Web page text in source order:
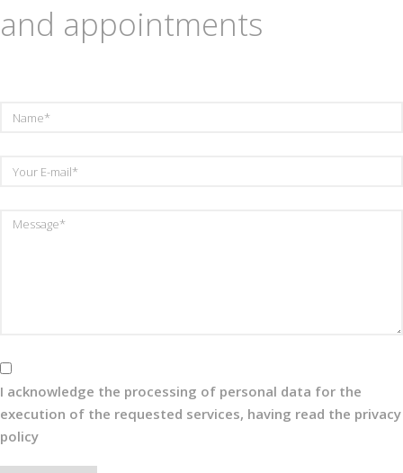
and appointments
Your
I acknowledge the processing of personal data for the
execution of the requested services, having read the privacy
policy